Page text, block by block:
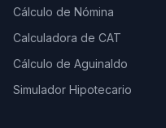
Cálculo de Nómina
Calculadora de CAT
Cálculo de Aguinaldo
Simulador Hipotecario